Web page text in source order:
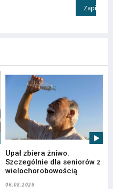
Zapisz
Upał zbiera żniwo.
Szczególnie dla seniorów z
wielochorobowością
06.08.2026